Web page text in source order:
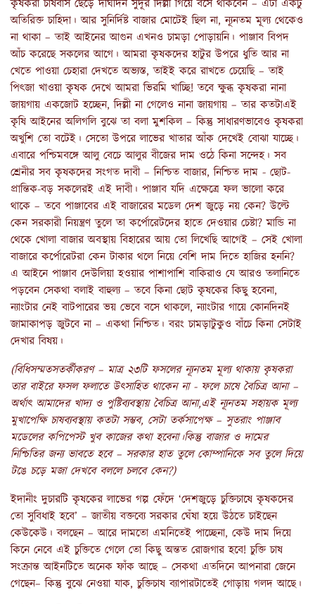
কৃষকরা চাষবাস ছেড়ে দীর্ঘদিন সুদূর দিল্লী গিয়ে বসে থাকবেন – এটা একটু
অতিরিক্ত চাহিদা। আর সুনির্দিষ্ট বাজার মোটেই ছিল না, ন্যূনতম মূল্য থেকেও
না থাকা – তাই আইনের আগুন এখনও চামড়া পোড়ায়নি। পাঞ্জাব বিপদ
আঁচ করেছে সকলের আগে। আমরা কৃষকদের হাটুর উপরে ধুতি আর না
খেতে পাওয়া চেহারা দেখতে অভ্যস্ত, তাইই করে রাখতে চেয়েছি – তাই
পিৎজা খাওয়া কৃষক দেখে আমরা ভিরমি খাচ্ছি! তবে ক্ষুব্ধ কৃষকরা নানা
জায়গায় একজোট হচ্ছেন, দিল্লী না গেলেও নানা জায়গায় – তার কতটাএই
কৃষি আইনের অলিগলি বুঝে তা বলা মুশকিল – কিন্তু সাধারণভাবেও কৃষকরা
অখুশি তো বটেই। সেতো উপরে লাভের খাতার আঁক দেখেই বোঝা যাচ্ছে।
এবারে পশ্চিমবঙ্গে আলু বেচে আলুর বীজের দাম ওঠে কিনা সন্দেহ। সব
শ্রেনীর সব কৃষকদের সংগত দাবী – নিশ্চিত বাজার, নিশ্চিত দাম - ছোট-
প্রান্তিক-বড় সকলেরই এই দাবী। পাঞ্জাব যদি এক্ষেত্রে ফল ভালো করে
থাকে – তবে পাঞ্জাবের এই বাজারের মডেল দেশ জুড়ে নয় কেন? উল্টে
কেন সরকারী নিয়ন্ত্রণ তুলে তা কর্পোরেটদের হাতে দেওয়ার চেষ্টা? মান্ডি না
থেকে খোলা বাজার অবস্থায় বিহারের আয় তো লিখেছি আগেই – সেই খোলা
বাজারে কর্পোরেটরা কেন টাকার থলে নিয়ে বেশি দাম দিতে হাজির হননি?
এ আইনে পাঞ্জাব দেউলিয়া হওয়ার পাশাপাশি বাকিরাও যে আরও তলানিতে
পড়বেন সেকথা বলাই বাহুল্য – তবে কিনা ছোট কৃষকের কিছু হবেনা,
ন্যাংটার নেই বাটপারের ভয় ভেবে বসে থাকলে, ন্যাংটার গায়ে কোনদিনই
জামাকাপড় জুটবে না – একথা নিশ্চিত। বরং চামড়াটুকুও বাঁচে কিনা সেটাই
দেখার বিষয়।
(বিধিসম্মতসতর্কীকরণ– মাত্র ২৩টি ফসলের ন্যূনতম মূল্য থাকায় কৃষকরা
তার বাইরে ফসল ফলাতে উৎসাহিত থাকেন না- ফলে চাষে বৈচিত্র আনা–
অর্থাৎ আমাদের খাদ্য ও পুষ্টিব্যবস্থায় বৈচিত্র আনা,এই ন্যূনতম সহায়ক মূল্য
মুখাপেক্ষি চাষব্যবস্থায় কতটা সম্ভব, সেটা তর্কসাপেক্ষ– সুতরাং পাঞ্জাব
মডেলের কপিপেস্ট খুব কাজের কথা হবেনা।কিন্তু বাজার ও দামের
নিশ্চিতির জন্য ভাবতে হবে– সরকার হাত তুলে কোম্পানিকে সব তুলে দিয়ে
টঙে চড়ে মজা দেখবে বললে চলবে কেন?)
ইদানীং দুচারটি কৃষকের লাভের গল্প ফেঁদে ‘দেশজুড়ে চুক্তিচাষে কৃষকদের
তো সুবিধাই হবে’ – জাতীয় বক্তব্যে সরকার ঘেঁষা হয়ে উঠতে চাইছেন
কেউকেউ। বলছেন – আরে দামতো এমনিতেই পাচ্ছেনা, কেউ দাম দিয়ে
কিনে নেবে এই চুক্তিতে গেলে তো কিছু অন্তত রোজগার হবে! চুক্তি চাষ
সংক্রান্ত আইনটিতে অনেক ফাঁক আছে – সেকথা এতদিনে আপনারা জেনে
গেছেন– কিন্তু বুঝে নেওয়া যাক, চুক্তিচাষ ব্যাপারটাতেই গোড়ায় গলদ আছে।